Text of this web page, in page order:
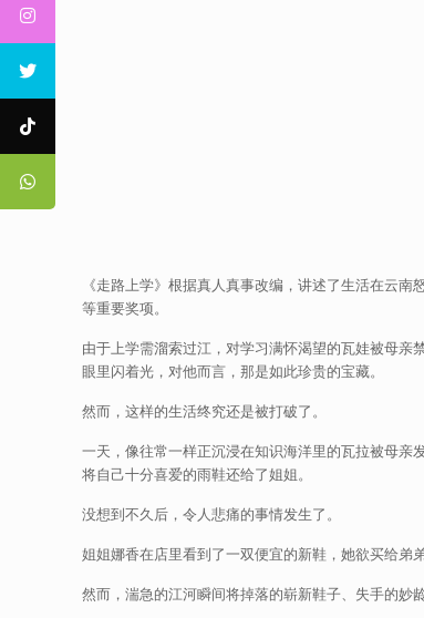
《走路上学》根据真人真事改编，讲述了生活在云
等重要奖项。
由于上学需溜索过江，对学习满怀渴望的瓦娃被母
眼里闪着光，对他而言，那是如此珍贵的宝藏。
然而，这样的生活终究还是被打破了。
一天，像往常一样正沉浸在知识海洋里的瓦拉被母亲
将自己十分喜爱的雨鞋还给了姐姐。
没想到不久后，令人悲痛的事情发生了。
姐姐娜香在店里看到了一双便宜的新鞋，她欲买给弟
然而，湍急的江河瞬间将掉落的崭新鞋子、失手的妙